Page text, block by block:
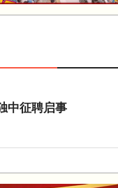
中征聘启事